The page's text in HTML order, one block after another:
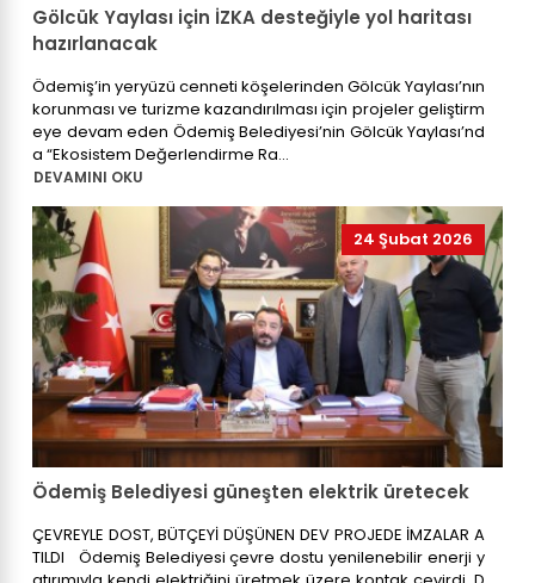
Gölcük Yaylası için İZKA desteğiyle yol haritası
hazırlanacak
Ödemiş’in yeryüzü cenneti köşelerinden Gölcük Yaylası’nın
korunması ve turizme kazandırılması için projeler geliştirm
eye devam eden Ödemiş Belediyesi’nin Gölcük Yaylası’nd
a “Ekosistem Değerlendirme Ra...
DEVAMINI OKU
24 Şubat 2026
Ödemiş Belediyesi güneşten elektrik üretecek
ÇEVREYLE DOST, BÜTÇEYİ DÜŞÜNEN DEV PROJEDE İMZALAR A
TILDI Ödemiş Belediyesi çevre dostu yenilenebilir enerji y